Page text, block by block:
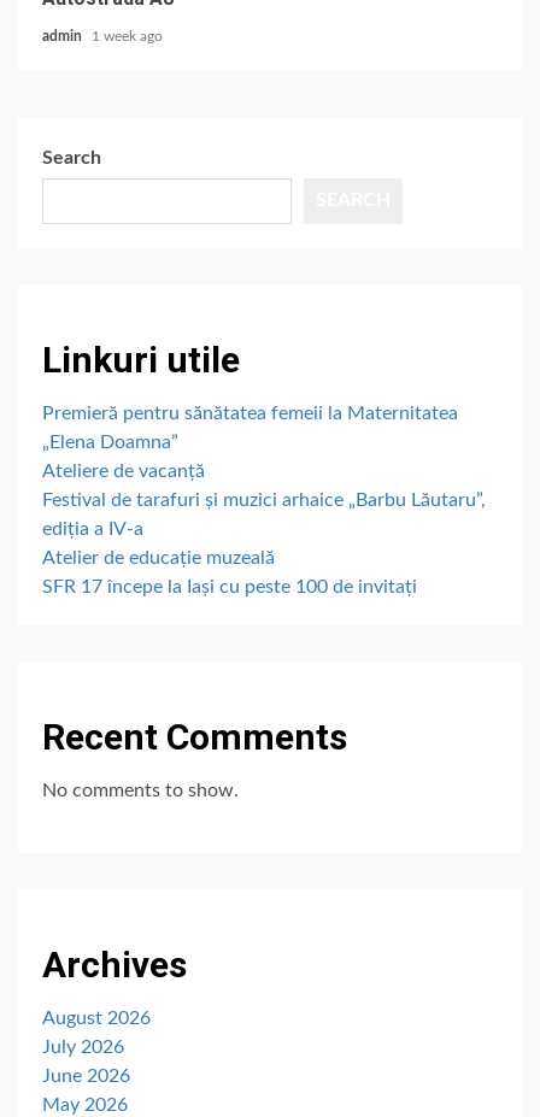
admin 1 week ago
Search
Linkuri utile
Premieră pentru sănătatea femeii la Maternitatea
„Elena Doamna”
Ateliere de vacanță
Festival de tarafuri și muzici arhaice „Barbu Lăutaru”,
ediția a IV-a
Atelier de educație muzeală
SFR 17 începe la Iași cu peste 100 de invitați
Recent Comments
No comments to show.
Archives
August 2026
July 2026
June 2026
May 2026